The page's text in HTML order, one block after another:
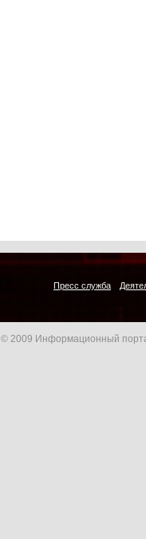
Пресс служба
© 2009 Информационный